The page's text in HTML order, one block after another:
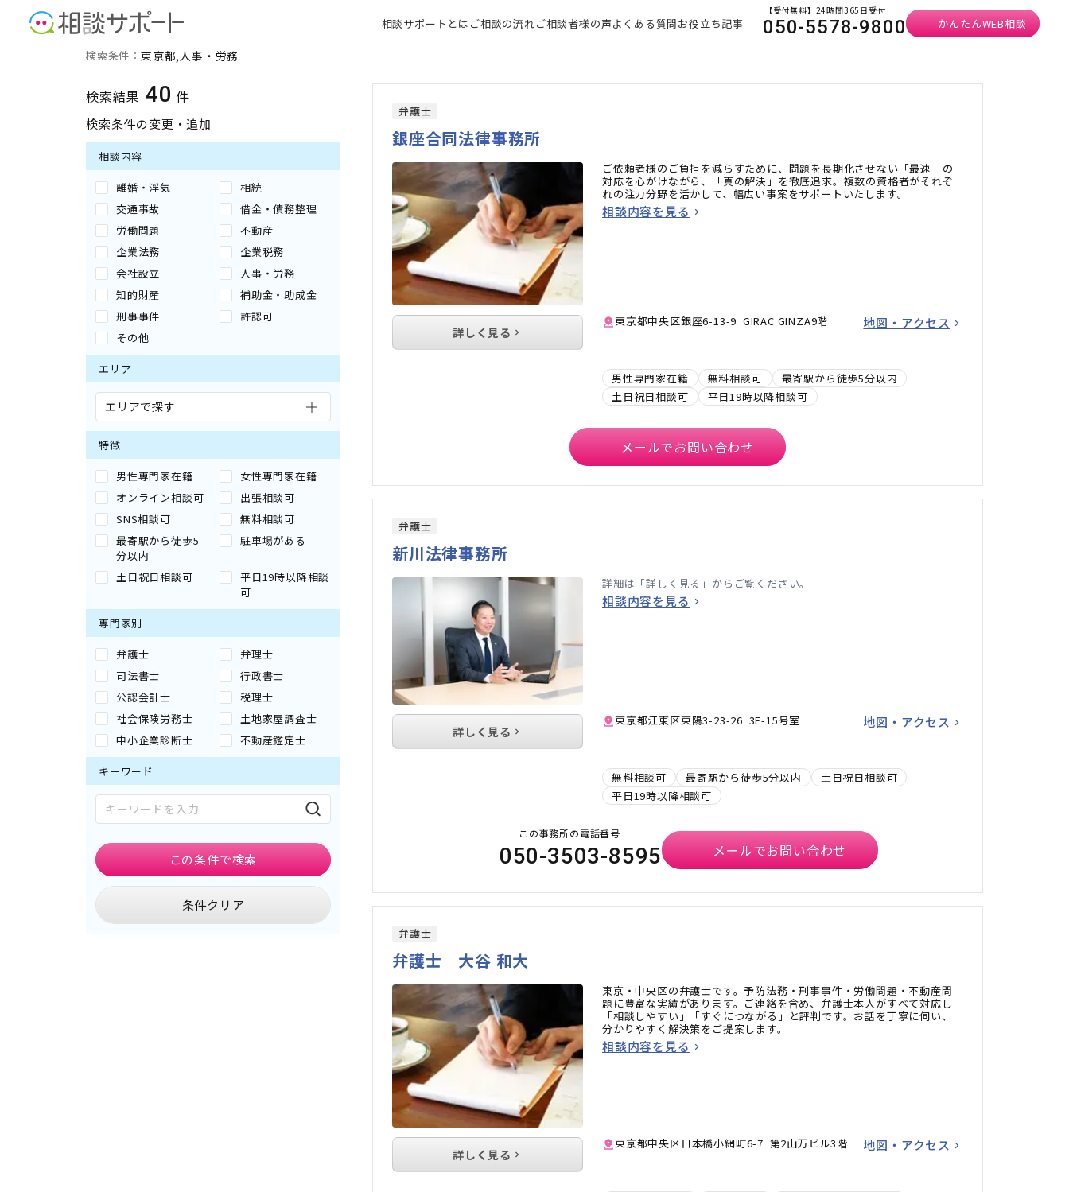
相談サポートとは ご相談の流れご相談者様の声よくある質問お役立ち記事
【受付無料】24時間365日受付
050-5578-9800 かんたんWEB相談
東京都の人事・労務に強い専門家の検索結果
検索条件： 東京都 人事・労務
検索結果 40 件
検索条件の変更・追加
相談内容
離婚・浮気
相続
交通事故
借金・債務整理
労働問題
不動産
企業法務
企業税務
会社設立
人事・労務
知的財産
補助金・助成金
刑事事件
許認可
その他
エリア
エリアで探す
特徴
男性専門家在籍
女性専門家在籍
オンライン相談可
出張相談可
SNS相談可
無料相談可
最寄駅から徒歩5
分以内
駐車場がある
土日祝日相談可
平日19時以降相談
可
専門家別
弁護士
弁理士
司法書士
行政書士
公認会計士
税理士
社会保険労務士
土地家屋調査士
中小企業診断士
不動産鑑定士
キーワード
条件クリア
この条件で検索
弁護士
銀座合同法律事務所
ご依頼者様のご負担を減らすために、問題を長期化させない「最速」の
対応を心がけながら、「真の解決」を徹底追求。複数の資格者がそれぞ
れの注力分野を活かして、幅広い事案をサポートいたします。
相談内容を見る
東京都中央区銀座6-13-9 GIRAC GINZA9階 地図・アクセス
男性専門家在籍 無料相談可
最寄駅から徒歩5分以内
土日祝日相談可
平日19時以降相談可
詳しく見る
メールでお問い合わせ
弁護士
新川法律事務所
詳細は「詳しく見る」からご覧ください。
相談内容を見る
東京都江東区東陽3-23-26 3F-15号室 地図・アクセス
無料相談可 最寄駅から徒歩5分以内
土日祝日相談可
平日19時以降相談可
詳しく見る
この事務所の電話番号
050-3503-8595 メールでお問い合わせ
弁護士
弁護士 大谷 和大
東京・中央区の弁護士です。予防法務・刑事事件・労働問題・不動産問
題に豊富な実績があります。ご連絡を含め、弁護士本人がすべて対応し
「相談しやすい」「すぐにつながる」と評判です。お話を丁寧に伺い、
分かりやすく解決策をご提案します。
相談内容を見る
東京都中央区日本橋小網町6-7 第2山万ビル3階 地図・アクセス
詳しく見る